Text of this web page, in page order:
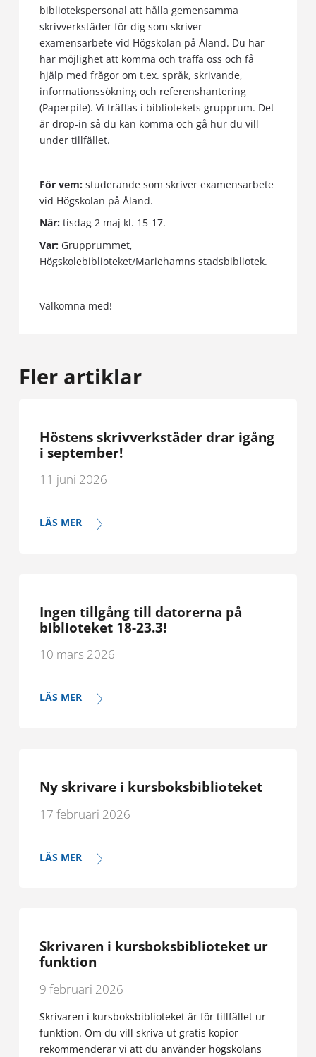
bibliotekspersonal att hålla gemensamma
skrivverkstäder för dig som skriver
examensarbete vid Högskolan på Åland. Du har
har möjlighet att komma och träffa oss och få
hjälp med frågor om t.ex. språk, skrivande,
informationssökning och referenshantering
(Paperpile). Vi träffas i bibliotekets grupprum. Det
är drop-in så du kan komma och gå hur du vill
under tillfället.
För vem:studerande som skriver examensarbete
vid Högskolan på Åland.
När:tisdag 2 maj kl. 15-17.
Var:Grupprummet,
Högskolebiblioteket/Mariehamns stadsbibliotek.
Välkomna med!
Fler artiklar
Höstens skrivverkstäder drar igång
i september!
11 juni 2026
LÄS MER
Ingen tillgång till datorerna på
biblioteket 18-23.3!
10 mars 2026
LÄS MER
Ny skrivare i kursboksbiblioteket
17 februari 2026
LÄS MER
Skrivaren i kursboksbiblioteket ur
funktion
9 februari 2026
Skrivaren i kursboksbiblioteket är för tillfället ur
funktion. Om du vill skriva ut gratis kopior
rekommenderar vi att du använder högskolans